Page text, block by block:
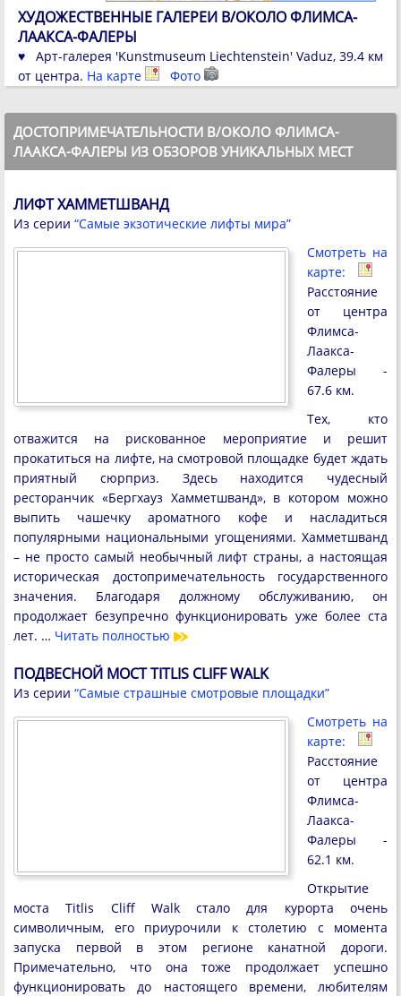
ХУДОЖЕСТВЕННЫЕ ГАЛЕРЕИ В/ОКОЛО ФЛИМСА-
ЛААКСА-ФАЛЕРЫ
♥ Арт-галерея 'Kunstmuseum Liechtenstein' Vaduz, 39.4 км
от центра. На карте Фото
ДОСТОПРИМЕЧАТЕЛЬНОСТИ В/ОКОЛО ФЛИМСА-
ЛААКСА-ФАЛЕРЫ ИЗ ОБЗОРОВ УНИКАЛЬНЫХ МЕСТ
ЛИФТ ХАММЕТШВАНД
Из серии “Самые экзотические лифты мира”
Смотреть на
карте:
Расстояние
от центра
Флимса-
Лаакса-
Фалеры -
67.6 км.
Тех, кто
отважится на рискованное мероприятие и решит
прокатиться на лифте, на смотровой площадке будет ждать
приятный сюрприз. Здесь находится чудесный
ресторанчик «Бергхауз Хамметшванд», в котором можно
выпить чашечку ароматного кофе и насладиться
популярными национальными угощениями. Хамметшванд
– не просто самый необычный лифт страны, а настоящая
историческая достопримечательность государственного
значения. Благодаря должному обслуживанию, он
продолжает безупречно функционировать уже более ста
лет. … Читать полностью
ПОДВЕСНОЙ МОСТ TITLIS CLIFF WALK
Из серии “Самые страшные смотровые площадки”
Смотреть на
карте:
Расстояние
от центра
Флимса-
Лаакса-
Фалеры -
62.1 км.
Открытие
моста Titlis Cliff Walk стало для курорта очень
символичным, его приурочили к столетию с момента
запуска первой в этом регионе канатной дороги.
Примечательно, что она тоже продолжает успешно
функционировать до настоящего времени, любителям